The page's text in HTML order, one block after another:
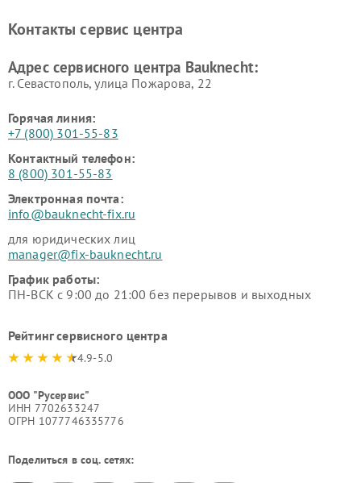
Контакты сервис центра
Адрес сервисного центра Bauknecht:
г. Севастополь, улица Пожарова, 22
Горячая линия:
+7 (800) 301-55-83
Контактный телефон:
8 (800) 301-55-83
Электронная почта:
info@bauknecht-fix.ru
для юридических лиц
manager@fix-bauknecht.ru
График работы:
ПН-ВСК с 9:00 до 21:00 без перерывов и выходных
Рейтинг сервисного центра
4.9-5.0
ООО "Русервис"
ИНН 7702633247
ОГРН 1077746335776
Поделиться в соц. сетях: